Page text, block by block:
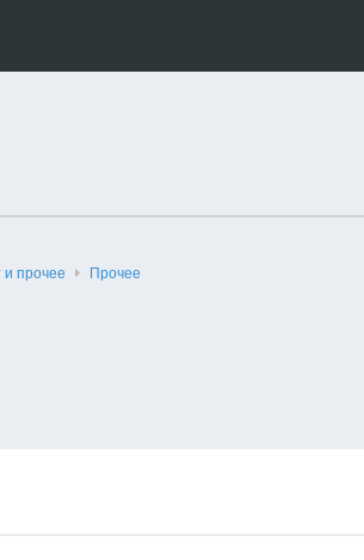
и прочее Прочее